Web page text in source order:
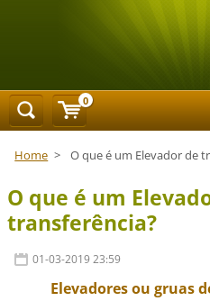
Home > O que é um Elevador de
O que é um
transferência?
01-03-2019 23:59
Elevadores ou gruas
0